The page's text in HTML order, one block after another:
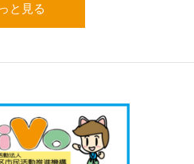
と見る